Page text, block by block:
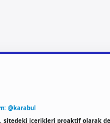
@karabul
sitedeki içerikleri proaktif olarak